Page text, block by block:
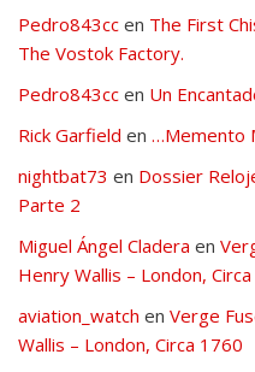
Pedro843cc en The First
The Vostok Factory.
Pedro843cc en Un
Rick Garfield en …Memento
nightbat73 en Dossier
Parte 2
Miguel Ángel Cladera en
Henry Wallis – London,
aviation_watch en Verge
Wallis – London, Circa 1760